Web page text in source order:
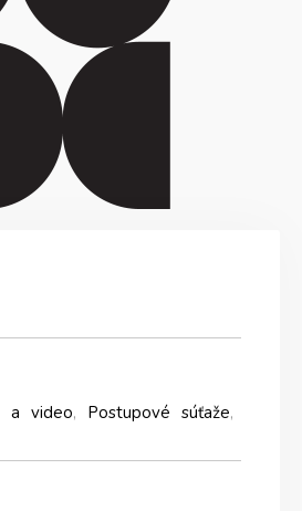
a video, Postupové súťaže,